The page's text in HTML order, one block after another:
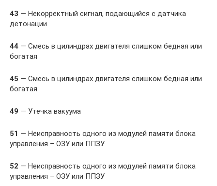
43 — Некорректный сигнал, подающийся с датчика
детонации
44 — Смесь в цилиндрах двигателя слишком бедная или
богатая
45 — Смесь в цилиндрах двигателя слишком бедная или
богатая
49 — Утечка вакуума
51 — Неисправность одного из модулей памяти блока
управления – ОЗУ или ППЗУ
52 — Неисправность одного из модулей памяти блока
управления – ОЗУ или ППЗУ